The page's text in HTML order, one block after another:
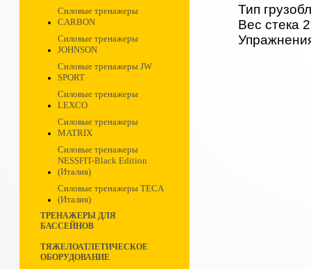
Силовые тренажеры
CARBON
Силовые тренажеры
JOHNSON
Силовые тренажеры JW
SPORT
Силовые тренажеры
LEXCO
Силовые тренажеры
MATRIX
Силовые тренажеры
NESSFIT-Black Edition
(Италия)
Силовые тренажеры TECA
(Италия)
ТРЕНАЖЕРЫ ДЛЯ
БАССЕЙНОВ
ТЯЖЕЛОАТЛЕТИЧЕСКОЕ
ОБОРУДОВАНИЕ
Тип
Вес стека